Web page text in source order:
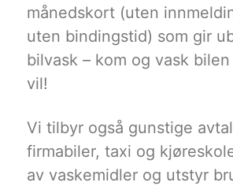
månedskort (uten
uten bindingstid) som gir
bilvask – kom og vask
vil!
Vi tilbyr også gunstige
firmabiler, taxi og
av vaskemidler og utstyr